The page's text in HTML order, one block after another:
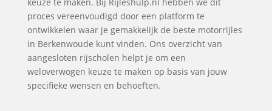
proces vereenvoudigd door een platform te
ontwikkelen waar je gemakkelijk de beste motorrijles
in Berkenwoude kunt vinden. Ons overzicht van
aangesloten rijscholen helpt je om een
weloverwogen keuze te maken op basis van jouw
specifieke wensen en behoeften.